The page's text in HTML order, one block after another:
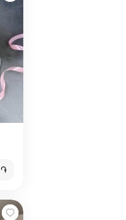
֏